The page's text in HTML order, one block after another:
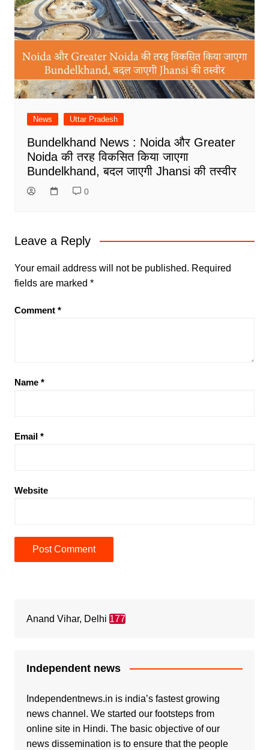
News Uttar Pradesh
Bundelkhand News : Noida और Greater
Noida की तरह विकसित किया जाएगा
Bundelkhand, बदल जाएगी Jhansi की तस्वीर
0
Leave a Reply
Your email address will not be published. Required
fields are marked *
Comment *
Name *
Email *
Website
Anand Vihar, Delhi 177
Independent news
Independentnews.in is india’s fastest growing
news channel. We started our footsteps from
online site in Hindi. The basic objective of our
news dissemination is to ensure that the people